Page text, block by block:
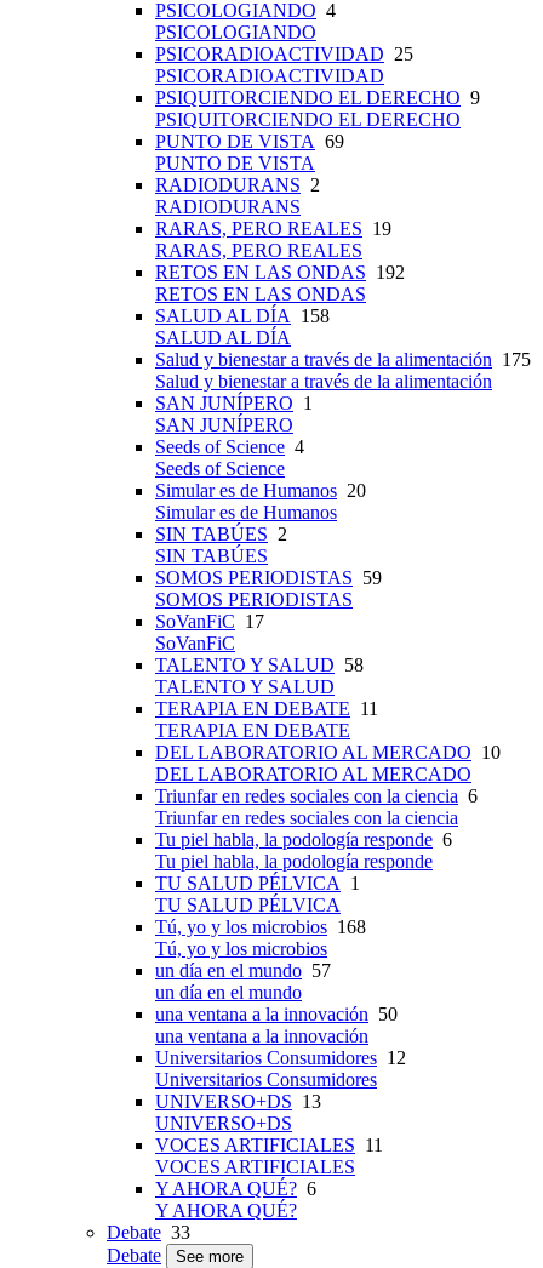
PSICOLOGIANDO 4
PSICOLOGIANDO
PSICORADIOACTIVIDAD 25
PSICORADIOACTIVIDAD
PSIQUITORCIENDO EL DERECHO 9
PSIQUITORCIENDO EL DERECHO
PUNTO DE VISTA 69
PUNTO DE VISTA
RADIODURANS 2
RADIODURANS
RARAS, PERO REALES 19
RARAS, PERO REALES
RETOS EN LAS ONDAS 192
RETOS EN LAS ONDAS
SALUD AL DÍA 158
SALUD AL DÍA
Salud y bienestar a través de la alimentación 175
Salud y bienestar a través de la alimentación
SAN JUNÍPERO 1
SAN JUNÍPERO
Seeds of Science 4
Seeds of Science
Simular es de Humanos 20
Simular es de Humanos
SIN TABÚES 2
SIN TABÚES
SOMOS PERIODISTAS 59
SOMOS PERIODISTAS
SoVanFiC 17
SoVanFiC
TALENTO Y SALUD 58
TALENTO Y SALUD
TERAPIA EN DEBATE 11
TERAPIA EN DEBATE
DEL LABORATORIO AL MERCADO 10
DEL LABORATORIO AL MERCADO
Triunfar en redes sociales con la ciencia 6
Triunfar en redes sociales con la ciencia
Tu piel habla, la podología responde 6
Tu piel habla, la podología responde
TU SALUD PÉLVICA 1
TU SALUD PÉLVICA
Tú, yo y los microbios 168
Tú, yo y los microbios
un día en el mundo 57
un día en el mundo
una ventana a la innovación 50
una ventana a la innovación
Universitarios Consumidores 12
Universitarios Consumidores
UNIVERSO+DS 13
UNIVERSO+DS
VOCES ARTIFICIALES 11
VOCES ARTIFICIALES
Y AHORA QUÉ? 6
Y AHORA QUÉ?
Debate 33
Debate
See more